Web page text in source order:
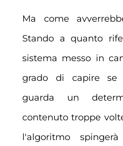
Ma come
Stando a quanto
sistema messo in
grado di capire se
guarda un
contenuto troppe
l'algoritmo